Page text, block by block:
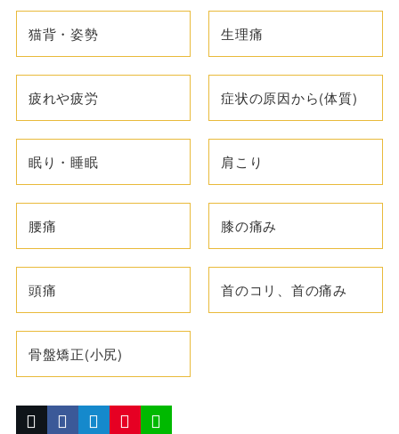
猫背・姿勢 生理痛
疲れや疲労 症状の原因から(体質)
眠り・睡眠 肩こり
腰痛 膝の痛み
頭痛 首のコリ、首の痛み
骨盤矯正(小尻)